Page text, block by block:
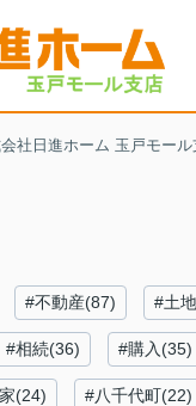
社日進ホーム 玉戸モール
#不動産(87) #土
#相続(36) #購入(35)
(24) #八千代町(22)